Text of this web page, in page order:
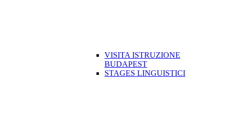
VISITA ISTRUZIONE
BUDAPEST
STAGES LINGUISTICI